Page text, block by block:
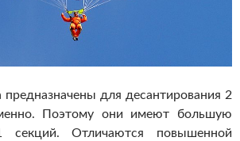
для десантирования 2
Поэтому они имеют большую
Отличаются повышенной